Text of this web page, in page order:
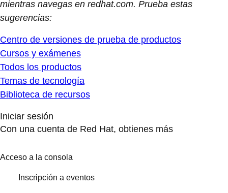
mientras navegas en redhat.com. Prueba estas
sugerencias:
Centro de versiones de prueba de productos
Cursos y exámenes
Todos los productos
Temas de tecnología
Biblioteca de recursos
Iniciar sesión
Con una cuenta de Red Hat, obtienes más
Acceso a la consola
Inscripción a eventos